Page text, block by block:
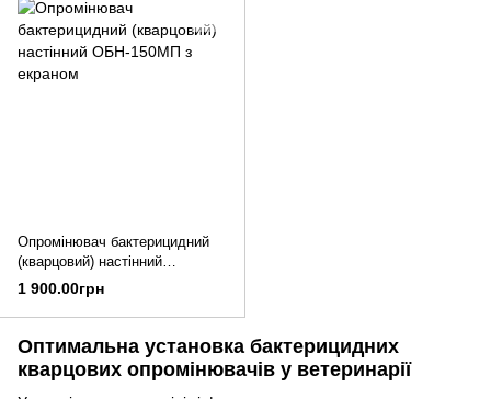
Опромінювач бактерицидний
(кварцовий) настінний
ОБН-150МП з екраном
1 900.00грн
Оптимальна установка бактерицидних
кварцових опромінювачів у ветеринарії